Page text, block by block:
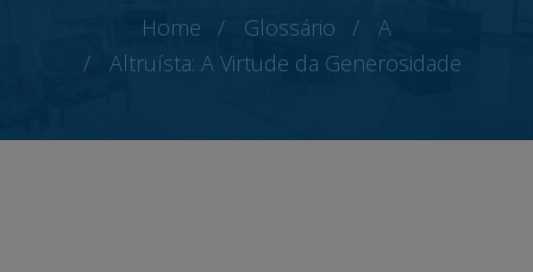
Home Glossário
A
Altruísta: A Virtude da Generosidade